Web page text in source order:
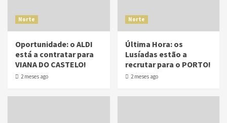
Norte
Oportunidade: o ALDI
está a contratar para
VIANA DO CASTELO!
2 meses ago
Norte
Última Hora: os
Lusíadas estão a
recrutar para o PORTO!
2 meses ago